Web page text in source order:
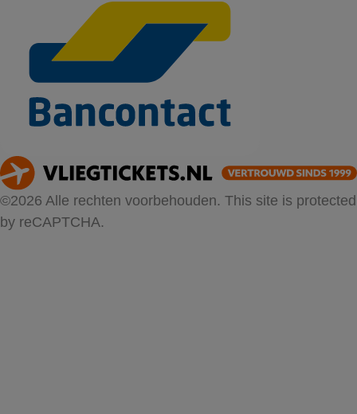
©2026 Alle rechten voorbehouden. This site is protected
by reCAPTCHA.